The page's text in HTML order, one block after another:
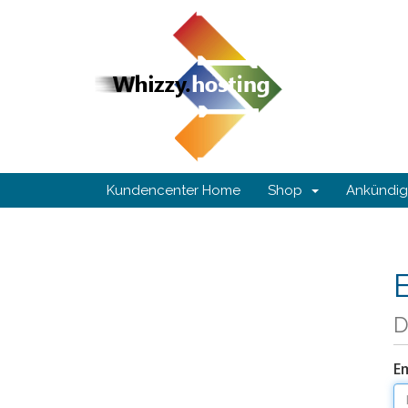
Kundencenter Home Shop